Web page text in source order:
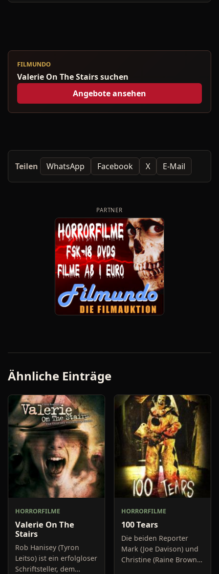
FILMUNDO
Valerie On The Stairs suchen
Angebote ansehen
Teilen WhatsApp Facebook X E-Mail
PARTNER
Ähnliche Einträge
HORRORFILME
Valerie On The
Stairs
Rob Hanisey (Tyron
Leitso) ist ein erfolgloser
Schriftsteller, dem
HORRORFILME
100 Tears
Die beiden Reporter
Mark (Joe Davison) und
Christine (Raine Brown)